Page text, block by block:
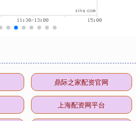
鼎际之家配资官网
上海配资网平台